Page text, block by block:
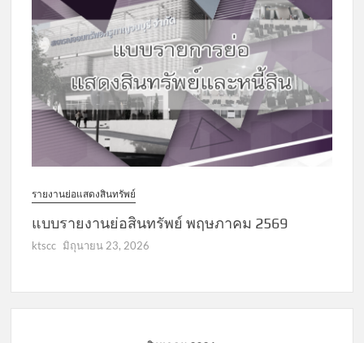
รายงานย่อแสดงสินทรัพย์
แบบรายงานย่อสินทรัพย์ พฤษภาคม 2569
ktscc มิถุนายน 23, 2026